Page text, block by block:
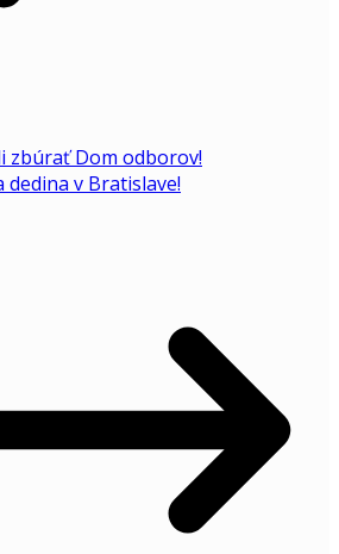
zbúrať Dom odborov!
dedina v Bratislave!